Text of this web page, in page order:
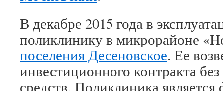
В декабре 2015 года в
поликлинику в микрорайоне
поселения Десеновское. Ее
инвестиционного контракта
средств. Поликлиника